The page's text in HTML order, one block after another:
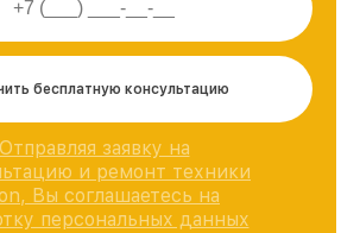
бесплатную консультацию
Отправляя заявку на
и ремонт техники
Вы соглашаетесь на
персональных данных